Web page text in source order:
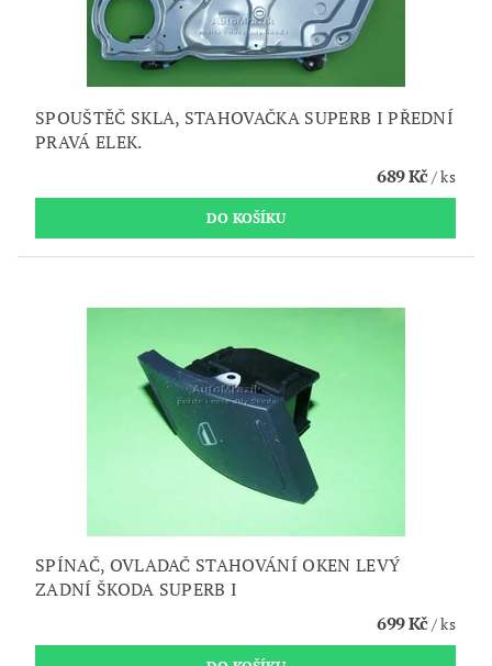
SPOUŠTĚČ SKLA, STAHOVAČKA SUPERB I PŘEDNÍ
PRAVÁ ELEK.
689 Kč/ ks
SPÍNAČ, OVLADAČ STAHOVÁNÍ OKEN LEVÝ
ZADNÍ ŠKODA SUPERB I
699 Kč/ ks